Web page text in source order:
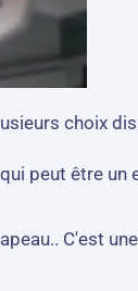
choix
peut être un
C'est